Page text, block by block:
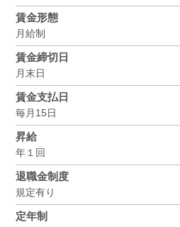
賃金形態
月給制
賃金締切日
月末日
賃金支払日
毎月15日
昇給
年１回
退職金制度
規定有り
定年制